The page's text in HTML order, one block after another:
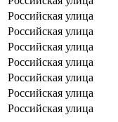
Российская улица
Российская улица
Российская улица
Российская улица
Российская улица
Российская улица
Российская улица